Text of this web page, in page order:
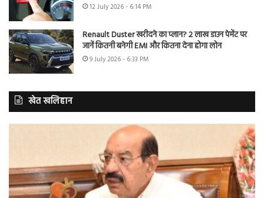
12 July 2026 - 6:14 PM
Renault Duster खरीदने का प्लान? 2 लाख डाउन पेमेंट पर
जानें कितनी बनेगी EMI और कितना देना होगा लोन
9 July 2026 - 6:33 PM
खेत खलिहान